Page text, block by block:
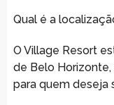
Qual é a
O Village Resort
de Belo
para quem deseja